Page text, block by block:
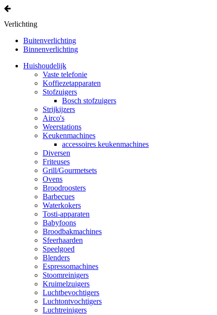
Verlichting
Buitenverlichting
Binnenverlichting
Huishoudelijk
Vaste telefonie
Koffiezetapparaten
Stofzuigers
Bosch stofzuigers
Strijkijzers
Airco's
Weerstations
Keukenmachines
accessoires keukenmachines
Diversen
Friteuses
Grill/Gourmetsets
Ovens
Broodroosters
Barbecues
Waterkokers
Tosti-apparaten
Babyfoons
Broodbakmachines
Sfeerhaarden
Speelgoed
Blenders
Espressomachines
Stoomreinigers
Kruimelzuigers
Luchtbevochtigers
Luchtontvochtigers
Luchtreinigers